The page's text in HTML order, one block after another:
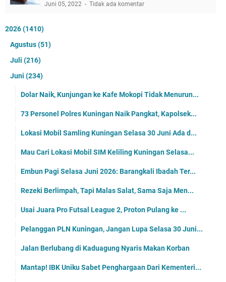
Juni 05, 2022 Tidak ada komentar
2026(1410)
Agustus(51)
Juli (216)
Juni (234)
Dolar Naik, Kunjungan ke Kafe Mokopi Tidak Menurun...
73 Personel Polres Kuningan Naik Pangkat, Kapolsek...
Lokasi Mobil Samling Kuningan Selasa 30 Juni Ada d...
Mau Cari Lokasi Mobil SIM Keliling Kuningan Selasa...
Embun Pagi Selasa Juni 2026: Barangkali Ibadah Ter...
Rezeki Berlimpah, Tapi Malas Salat, Sama Saja Men...
Usai Juara Pro Futsal League 2, Proton Pulang ke ...
Pelanggan PLN Kuningan, Jangan Lupa Selasa 30 Juni...
Jalan Berlubang di Kaduagung Nyaris Makan Korban
Mantap! IBK Uniku Sabet Penghargaan Dari Kementeri...